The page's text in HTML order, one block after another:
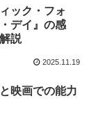
ック・フォ
デイ』の感
説
2025.11.19
映画での能力